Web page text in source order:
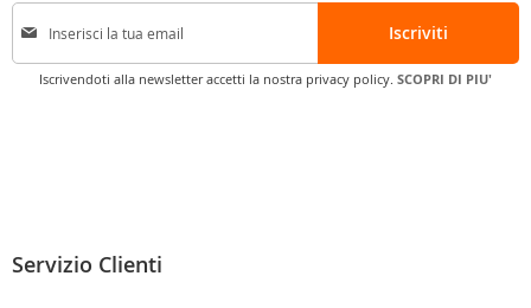
I
c
l
Iscriviti
Iscrivendoti alla newsletter accetti la nostra privacy policy. SCOPRI DI PIU'
Servizio Clienti